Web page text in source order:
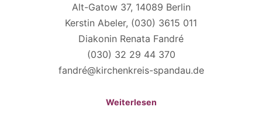
Alt-Gatow 37, 14089 Berlin
Kerstin Abeler, (030) 3615 011
Diakonin Renata Fandré
(030) 32 29 44 370
fandré@kirchenkreis-spandau.de
Weiterlesen